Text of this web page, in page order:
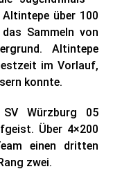
über 100
Sammeln von
Altintepe
im Vorlauf,
konnte.
Würzburg 05
Über 4×200
einen dritten
zwei.